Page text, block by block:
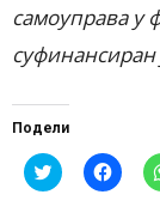
самоуправа у
Подели
Click
to
Click
to